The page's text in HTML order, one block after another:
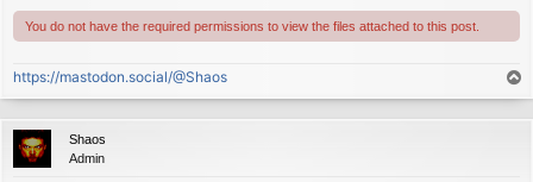
You do not have the required permissions to view the files attached to this post.
https://mastodon.social/@Shaos
o
p
Shaos
Admin